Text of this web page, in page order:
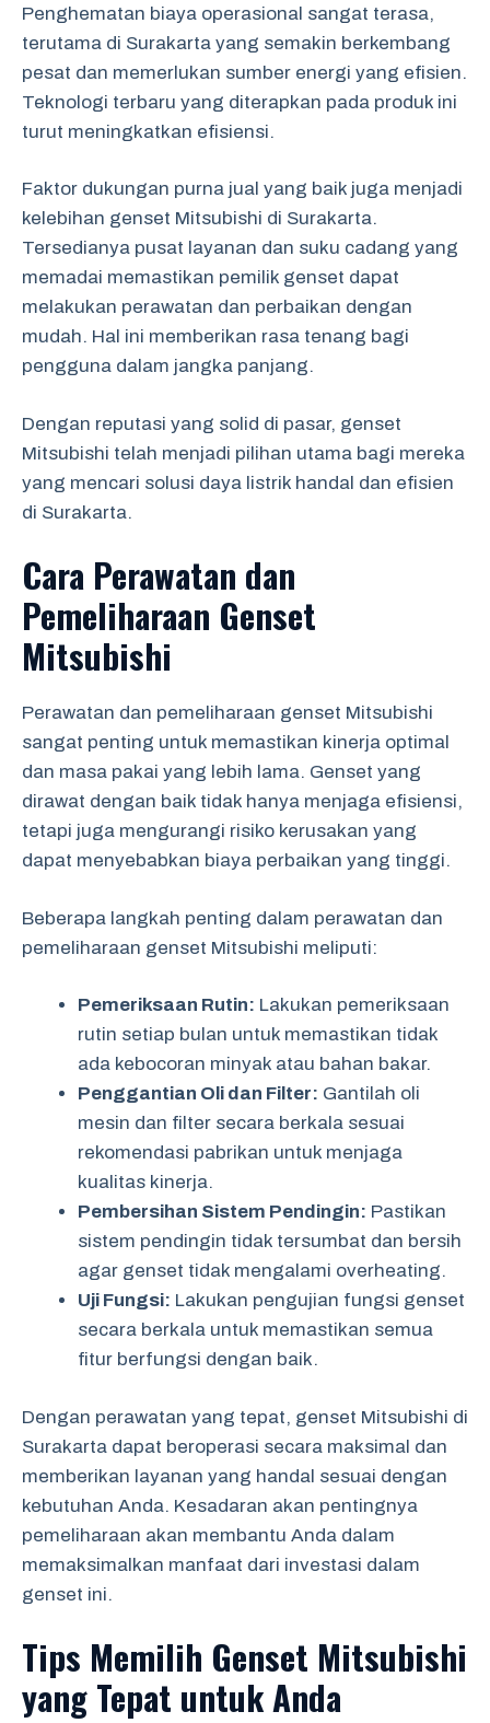
Penghematan biaya operasional sangat terasa,
terutama di Surakarta yang semakin berkembang
pesat dan memerlukan sumber energi yang efisien.
Teknologi terbaru yang diterapkan pada produk ini
turut meningkatkan efisiensi.
Faktor dukungan purna jual yang baik juga menjadi
kelebihan genset Mitsubishi di Surakarta.
Tersedianya pusat layanan dan suku cadang yang
memadai memastikan pemilik genset dapat
melakukan perawatan dan perbaikan dengan
mudah. Hal ini memberikan rasa tenang bagi
pengguna dalam jangka panjang.
Dengan reputasi yang solid di pasar, genset
Mitsubishi telah menjadi pilihan utama bagi mereka
yang mencari solusi daya listrik handal dan efisien
di Surakarta.
Cara Perawatan dan
Pemeliharaan Genset
Mitsubishi
Perawatan dan pemeliharaan genset Mitsubishi
sangat penting untuk memastikan kinerja optimal
dan masa pakai yang lebih lama. Genset yang
dirawat dengan baik tidak hanya menjaga efisiensi,
tetapi juga mengurangi risiko kerusakan yang
dapat menyebabkan biaya perbaikan yang tinggi.
Beberapa langkah penting dalam perawatan dan
pemeliharaan genset Mitsubishi meliputi:
Pemeriksaan Rutin: Lakukan pemeriksaan
rutin setiap bulan untuk memastikan tidak
ada kebocoran minyak atau bahan bakar.
Penggantian Oli dan Filter: Gantilah oli
mesin dan filter secara berkala sesuai
rekomendasi pabrikan untuk menjaga
kualitas kinerja.
Pembersihan Sistem Pendingin: Pastikan
sistem pendingin tidak tersumbat dan bersih
agar genset tidak mengalami overheating.
Uji Fungsi: Lakukan pengujian fungsi genset
secara berkala untuk memastikan semua
fitur berfungsi dengan baik.
Dengan perawatan yang tepat, genset Mitsubishi di
Surakarta dapat beroperasi secara maksimal dan
memberikan layanan yang handal sesuai dengan
kebutuhan Anda. Kesadaran akan pentingnya
pemeliharaan akan membantu Anda dalam
memaksimalkan manfaat dari investasi dalam
genset ini.
Tips Memilih Genset Mitsubishi
yang Tepat untuk Anda